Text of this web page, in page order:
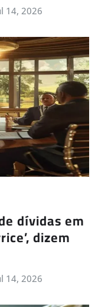
14, 2026
dívidas em
dizem
14, 2026